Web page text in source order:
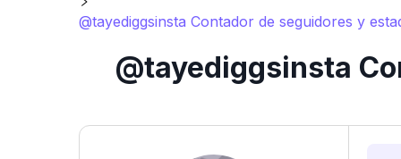
@tayediggsinsta Contador de seguidores y
@tayediggsinsta